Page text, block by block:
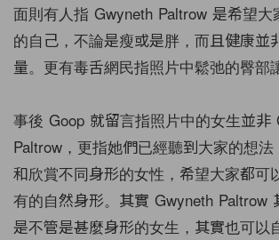
面則有人指 Gwyneth Paltrow 是希望大
的自己，不論是瘦或是胖，而且健康並
量。更有毒舌網民指照片中鬆弛的臀部
事後 Goop 就留言指照片中的女生並非
Paltrow，更指她們已經聽到大家的想
和欣賞不同身形的女性，希望大家都可
有的自然身形。其實 Gwyneth Paltrow
是不管是甚麼身形的女生，其實也可以